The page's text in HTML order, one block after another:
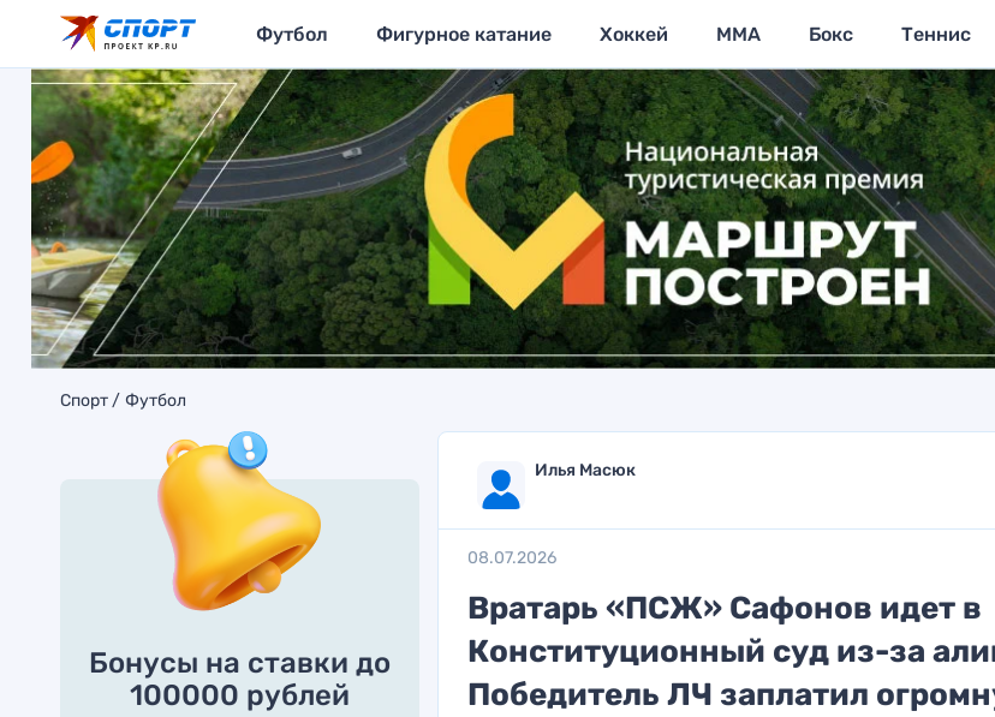
Футбол Фигурное катание Хоккей MMA Бокс Теннис
Спорт Футбол
Бонусы на ставки до
100000 рублей
Илья Масюк
08.07.2026
Вратарь «ПСЖ» Сафонов идет в
Конституционный суд из-за
Победитель ЛЧ заплатил